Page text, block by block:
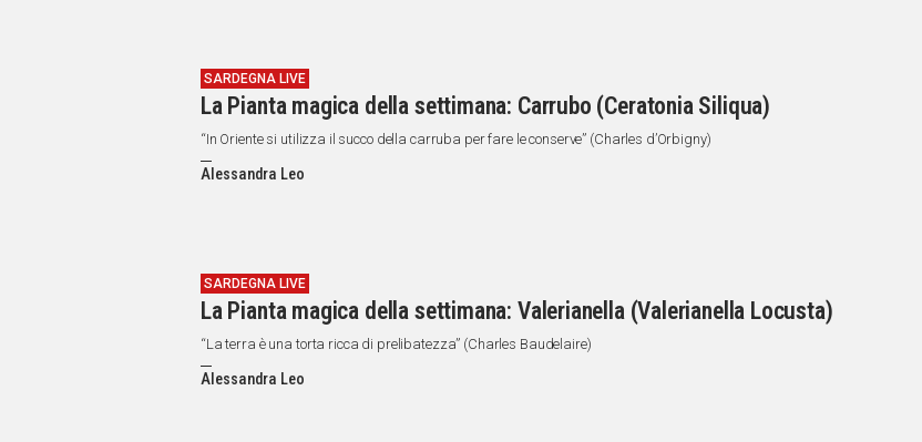
SARDEGNA LIVE
La Pianta magica della settimana: Carrubo (Ceratonia Siliqua)
“In Oriente si utilizza il succo della carruba per fare le conserve” (Charles d’Orbigny)
Alessandra Leo
SARDEGNA LIVE
La Pianta magica della settimana: Valerianella (Valerianella Locusta)
“La terra è una torta ricca di prelibatezza” (Charles Baudelaire)
Alessandra Leo